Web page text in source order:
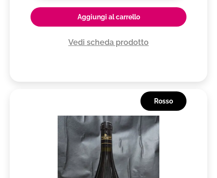
Aggiungi al carrello
Vedi scheda prodotto
Rosso